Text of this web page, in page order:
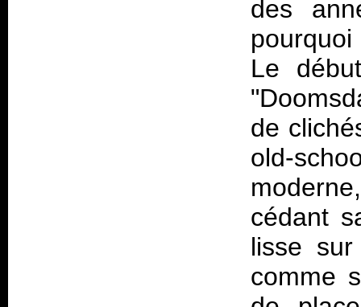
des
Le
de
old-
cédant
lisse
comme